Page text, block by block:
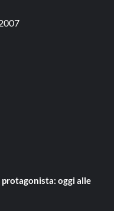
protagonista: oggi alle